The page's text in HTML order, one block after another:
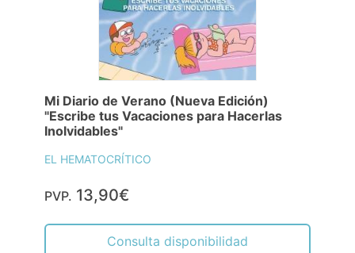
Mi Diario de Verano (Nueva Edición)
"Escribe tus Vacaciones para Hacerlas
Inolvidables"
EL HEMATOCRÍTICO
PVP. 13,90€
Consulta disponibilidad